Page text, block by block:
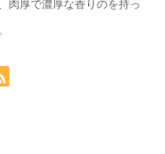
肉厚で濃厚な香りのを持っ